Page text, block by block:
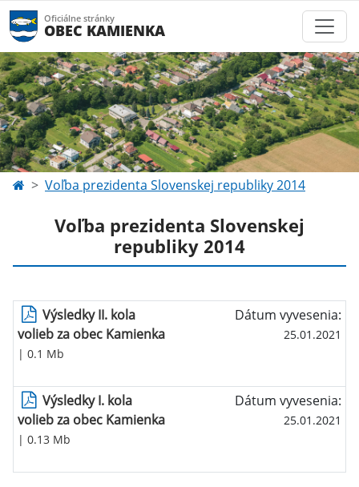
Oficiálne stránky
OBEC KAMIENKA
Voľba prezidenta Slovenskej republiky 2014
Voľba prezidenta Slovenskej
republiky 2014
Výsledky II. kola
volieb za obec Kamienka
| 0.1 Mb
Dátum vyvesenia:
25.01.2021
Výsledky I. kola
volieb za obec Kamienka
| 0.13 Mb
Dátum vyvesenia:
25.01.2021